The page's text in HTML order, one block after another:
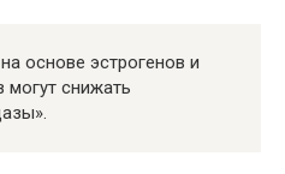
основе эстрогенов и
могут снижать